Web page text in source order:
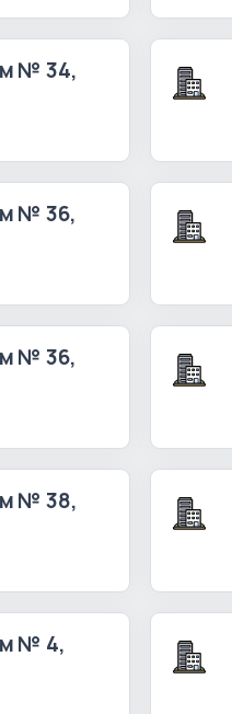
№ 34,
№ 36,
№ 36,
№ 38,
№ 4,